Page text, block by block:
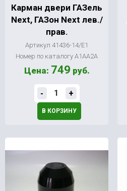
Карман двери ГАЗель
Next, ГАЗон Next лев./
прав.
Артикул 41436-14/Е1
Номер по каталогу А1АА2А
Цена: 749 руб.
- +
В КОРЗИНУ